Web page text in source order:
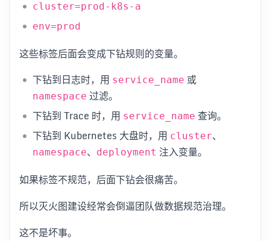
cluster=prod-k8s-a
env=prod
这些标签后面会变成下钻规则的变量。
下钻到日志时，用 service_name 或
namespace 过滤。
下钻到 Trace 时，用 service_name 查询。
下钻到 Kubernetes 大盘时，用 cluster、
namespace、 deployment 注入变量。
如果标签不规范，后面下钻会很痛苦。
所以灭火图建设经常会倒逼团队做数据规范治理。
这不是坏事。